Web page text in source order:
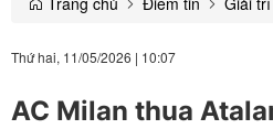
Thứ hai, 11/05/2026 | 10:07
AC Milan thua